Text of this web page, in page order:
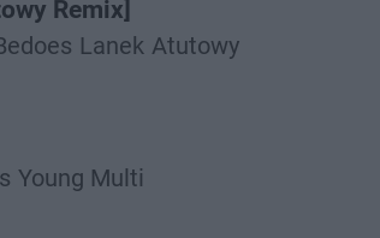
Remix]
Lanek Atutowy
Young Multi